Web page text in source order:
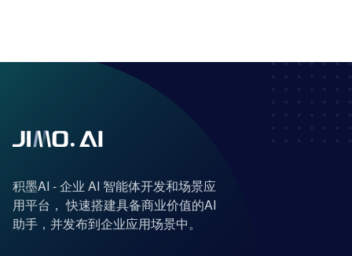
积墨AI - 企业 AI 智能体开发和场景应
用平台， 快速搭建具备商业价值的AI
助手，并发布到企业应用场景中。